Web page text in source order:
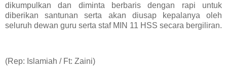
dikumpulkan dan diminta berbaris dengan rapi untuk
diberikan santunan serta akan diusap kepalanya oleh
seluruh dewan guru serta staf MIN 11 HSS secara bergiliran.
(Rep: Islamiah / Ft: Zaini)